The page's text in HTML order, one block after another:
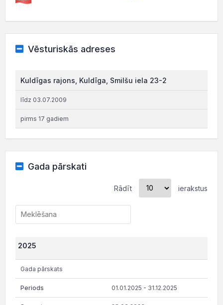
Vēsturiskās adreses
Kuldīgas rajons, Kuldīga, Smilšu iela 23-2
līdz 03.07.2009
pirms 17 gadiem
Gada pārskati
Rādīt ierakstus
2025
Gada pārskats
01.01.2025 - 31.12.2025